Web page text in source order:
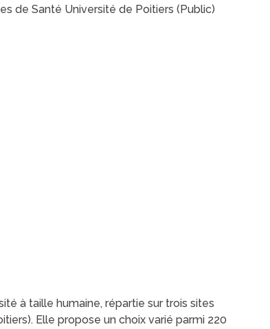
de Santé Université de Poitiers (Public)
à taille humaine, répartie sur trois sites
Elle propose un choix varié parmi 220